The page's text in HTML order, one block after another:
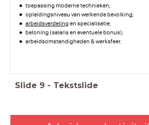
toepassing moderne technieken;
opleidingsniveau van werkende bevolking;
arbeidsverdeling en specialisatie;
beloning (salaris en eventuele bonus);
arbeidsomstandigheden & werksfeer.
Slide 9 - Tekstslide